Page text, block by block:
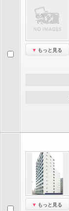
もっと見る
もっと見る